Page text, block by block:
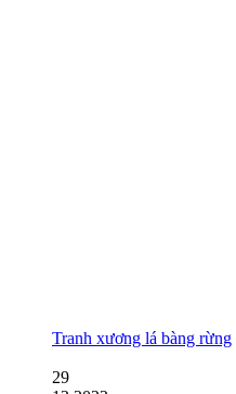
Tranh xương lá bàng rừng
29